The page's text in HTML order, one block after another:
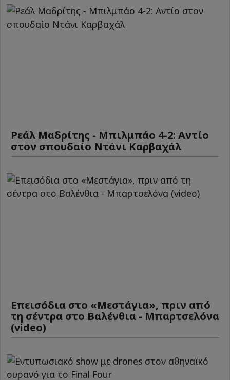
Ρεάλ Μαδρίτης - Μπιλμπάο 4-2: Αντίο
στον σπουδαίο Ντάνι Καρβαχάλ
Επεισόδια στο «Μεστάγια», πριν από
τη σέντρα στο Βαλένθια - Μπαρτσελόνα
(video)